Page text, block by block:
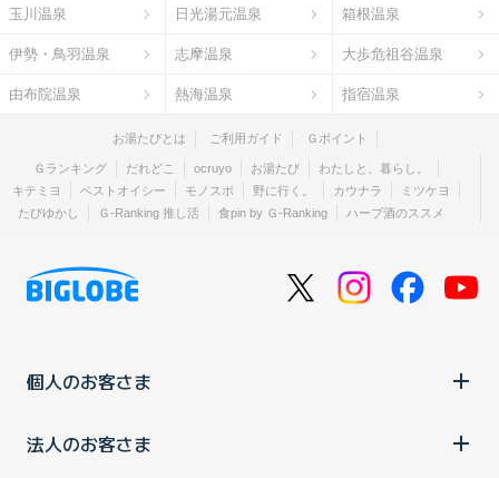
玉川温泉 日光湯元温泉 箱根温泉
伊勢・鳥羽温泉 志摩温泉 大歩危祖谷温泉
由布院温泉 熱海温泉 指宿温泉
お湯たびとは ご利用ガイド Ｇポイント
Ｇランキング だれどこ ocruyo お湯たび
わたしと、暮らし。
キテミヨ
ベストオイシー モノスポ 野に行く。 カウナラ
ミツケヨ
たびゆかし
Ｇ-Ranking 推し活 食pin by Ｇ-Ranking ハーブ酒のススメ
個人のお客さま
法人のお客さま